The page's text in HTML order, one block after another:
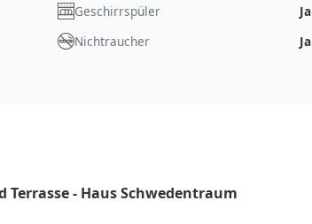
Geschirrspüler
Ja
Nichtraucher
Ja
- Haus Schwedentraum